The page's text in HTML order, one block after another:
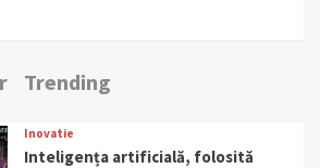
Trending
Inovatie
Inteligența artificială, folosită